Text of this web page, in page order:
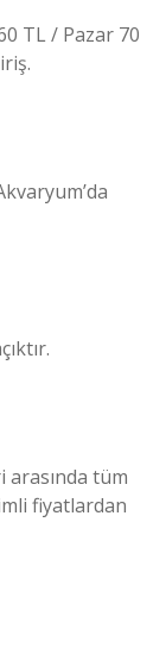
TL / Pazar 70
​​arasında tüm
fiyatlardan